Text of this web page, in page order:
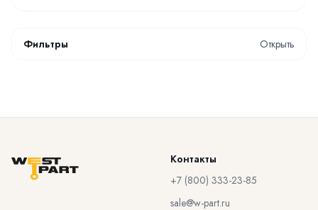
Фильтры Открыть
Контакты
+7 (800) 333-23-85
sale@w-part.ru